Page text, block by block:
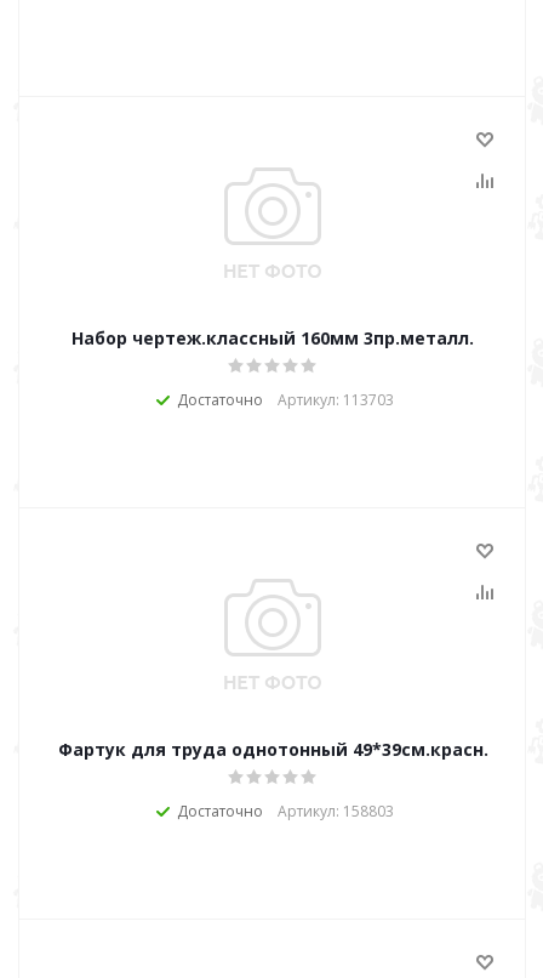
Набор чертеж.классный 160мм 3пр.металл.
Достаточно Артикул: 113703
Фартук для труда однотонный 49*39см.красн.
Достаточно Артикул: 158803